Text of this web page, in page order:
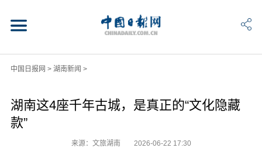
中国日报网 > 湖南新闻 >
湖南这4座千年古城，是真正的“文化隐藏
款”
来源：文旅湖南 2026-06-22 17:30